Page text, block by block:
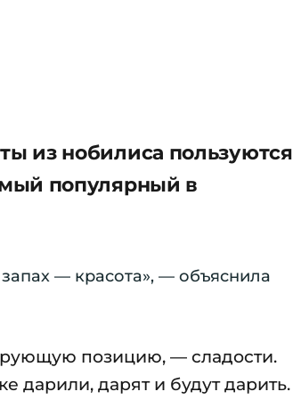
из нобилиса пользуются
популярный в
— красота», — объяснила
позицию, — сладости.
дарили, дарят и будут дарить.